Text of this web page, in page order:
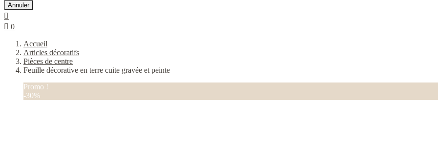
Annuler

 0
Accueil
Articles décoratifs
Pièces de centre
Feuille décorative en terre cuite gravée et peinte
Promo !
-30%